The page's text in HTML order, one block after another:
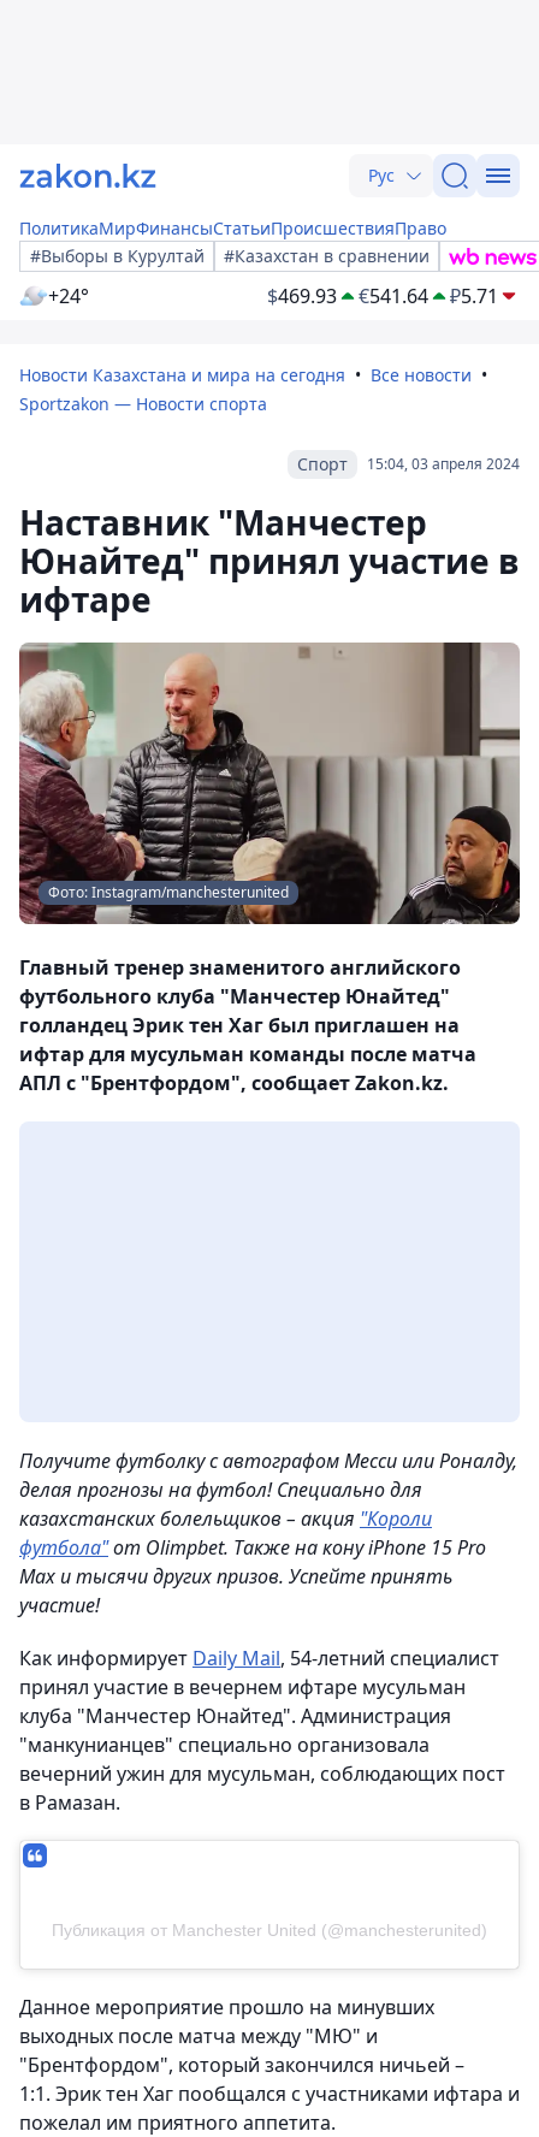
Рус
ПолитикаМирФинансыСтатьиПроисшествияПраво
#Выборы в Курултай
#Казахстан в сравнении
+24° $469.93 €541.64 ₽5.71
Новости Казахстана и мира на сегодня
Все новости
Sportzakon — Новости спорта
15:04, 03 апреля 2024
Спорт
Наставник "Манчестер
Юнайтед" принял участие в
ифтаре
Фото: Instagram/manchesterunited
Главный тренер знаменитого английского
футбольного клуба "Манчестер Юнайтед"
голландец Эрик тен Хаг был приглашен на
ифтар для мусульман команды после матча
АПЛ с "Брентфордом", сообщает Zakon.kz.
Получите футболку с автографом Месси или Роналду,
делая прогнозы на футбол! Специально для
казахстанских болельщиков – акция "Короли
футбола"от Olimpbet. Также на кону iPhone 15 Pro
Max и тысячи других призов. Успейте принять
участие!
Как информирует Daily Mail, 54-летний специалист
принял участие в вечернем ифтаре мусульман
клуба "Манчестер Юнайтед". Администрация
"манкунианцев" специально организовала
вечерний ужин для мусульман, соблюдающих пост
в Рамазан.
Публикация от Manchester United (@manchesterunited)
Данное мероприятие прошло на минувших
выходных после матча между "МЮ" и
"Брентфордом", который закончился ничьей –
1:1. Эрик тен Хаг пообщался с участниками ифтара и
пожелал им приятного аппетита.